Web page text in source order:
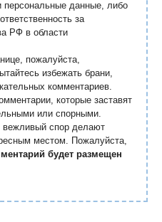
данные, либо
за
РФ в области
пожалуйста,
избежать брани,
комментариев.
которые заставят
или спорными.
вежливый спор делают
местом. Пожалуйста,
будет размещен